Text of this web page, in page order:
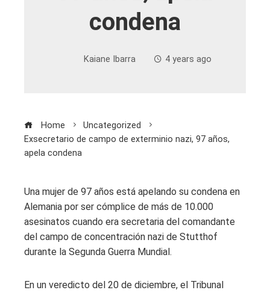
condena
Kaiane Ibarra 4 years ago
Home
Uncategorized
Exsecretario de campo de exterminio nazi, 97 años,
apela condena
Una mujer de 97 años está apelando su condena en
Alemania por ser cómplice de más de 10.000
asesinatos cuando era secretaria del comandante
del campo de concentración nazi de Stutthof
durante la Segunda Guerra Mundial.
En un veredicto del 20 de diciembre, el Tribunal